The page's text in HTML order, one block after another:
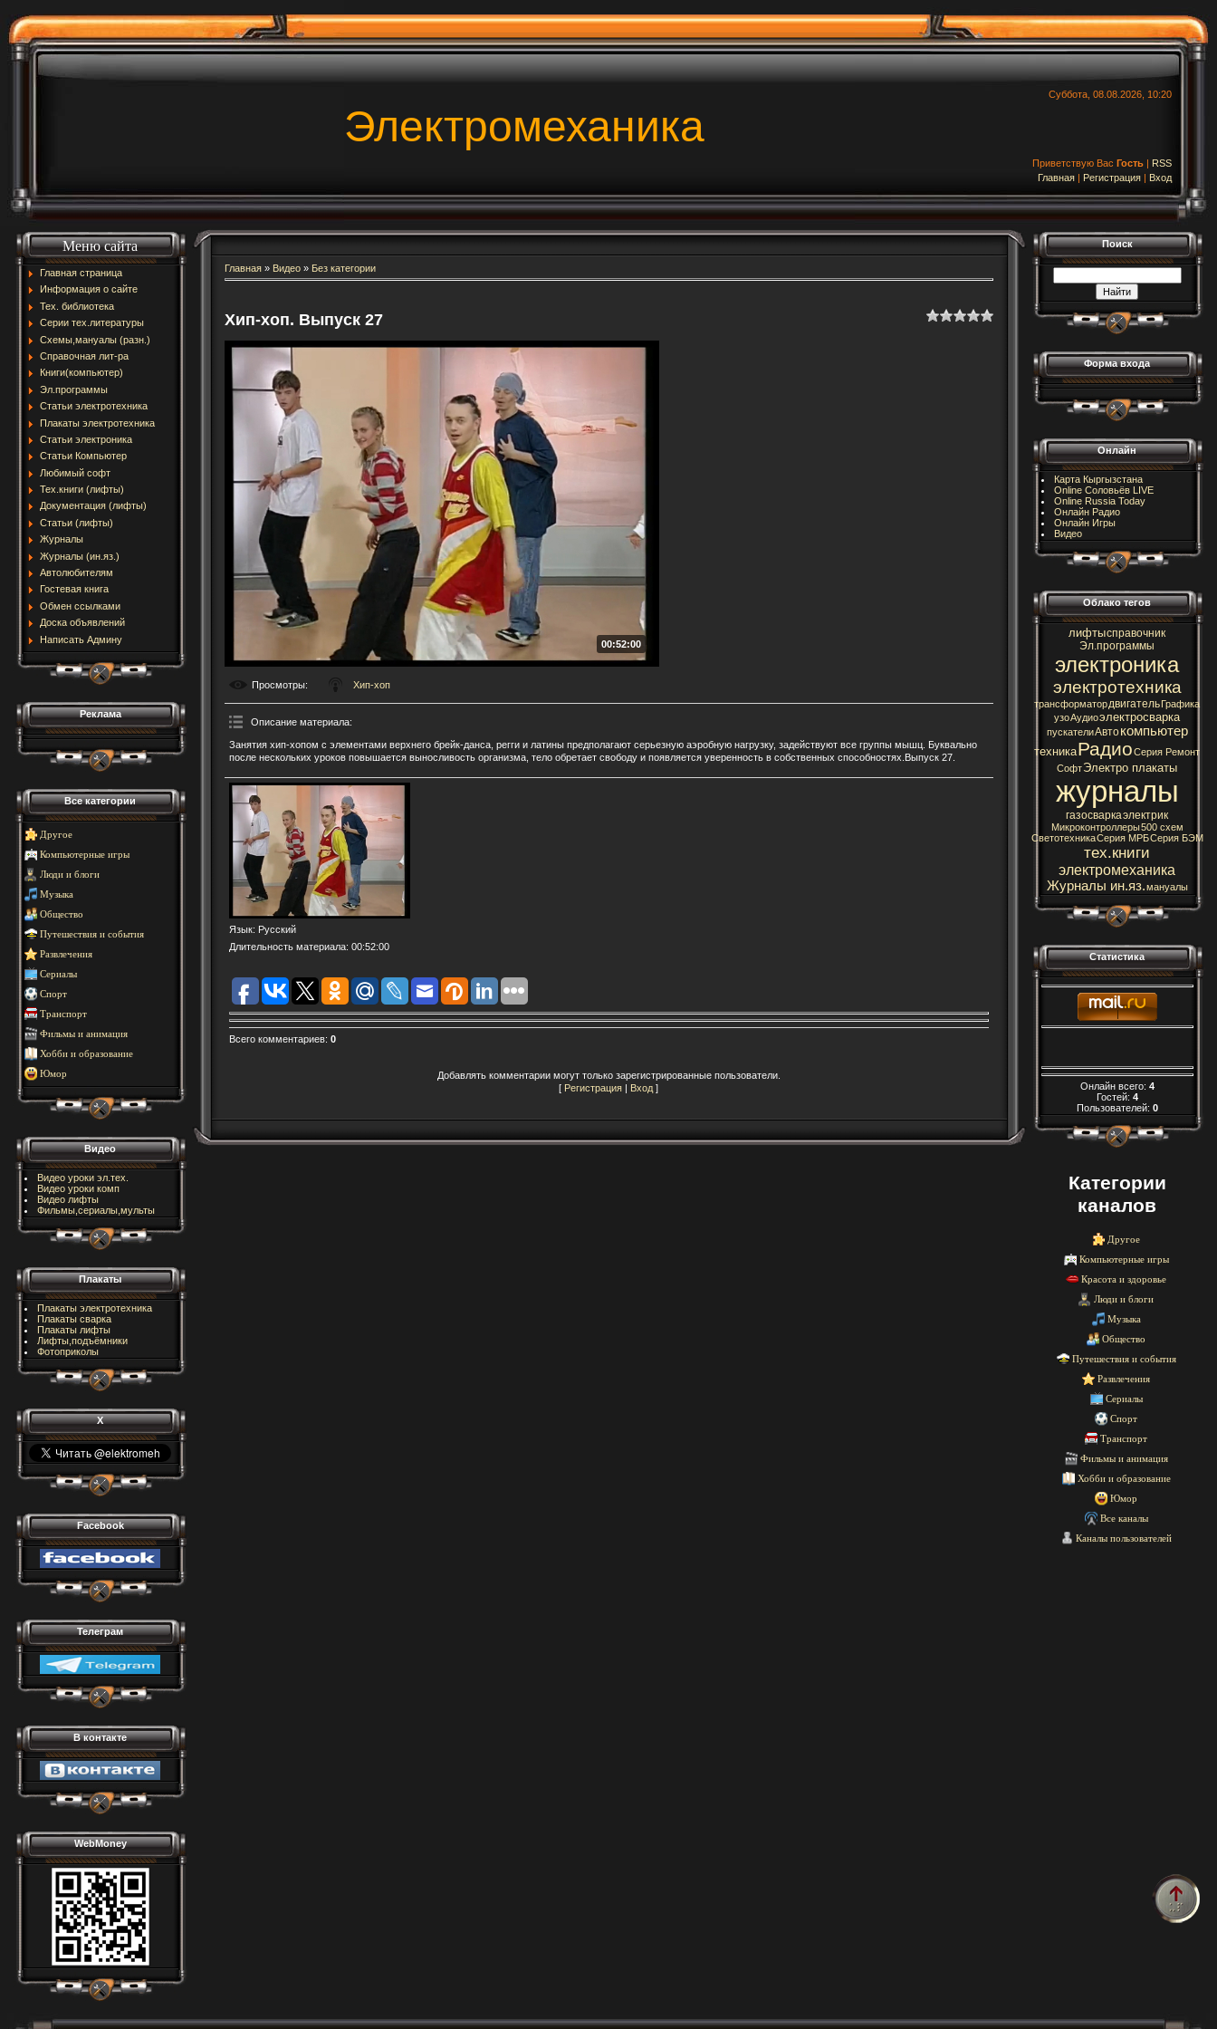
Суббота, 08.08.2026, 10:20
Электромеханика
Приветствую Вас Гость | RSS
Главная | Регистрация | Вход
Меню сайта
Главная страница
Информация о сайте
Тех. библиотека
Серии тех.литературы
Схемы,мануалы (разн.)
Справочная лит-ра
Книги(компьютер)
Эл.программы
Статьи электротехника
Плакаты электротехника
Статьи электроника
Статьи Компьютер
Любимый софт
Тех.книги (лифты)
Документация (лифты)
Статьи (лифты)
Журналы
Журналы (ин.яз.)
Автолюбителям
Гостевая книга
Обмен ссылками
Доска объявлений
Написать Админу
Реклама
Все категории
Другое
Компьютерные игры
Люди и блоги
Музыка
Общество
Путешествия и события
Развлечения
Сериалы
Спорт
Транспорт
Фильмы и анимация
Хобби и образование
Юмор
Видео
Видео уроки эл.тех.
Видео уроки комп
Видео лифты
Фильмы,сериалы,мульты
Плакаты
Плакаты электротехника
Плакаты сварка
Плакаты лифты
Лифты,подъёмники
Фотоприколы
X
Facebook
Телеграм
В контакте
WebMoney
Главная» Видео» Без категории
Хип-хоп. Выпуск 27
00:52:00
Просмотры: Хип-хоп
Описание материала:
Занятия хип-хопом с элементами верхнего брейк-данса, регги и латины предполагают серьезную аэробную нагрузку, задействуют все группы мышц. Буквально
после нескольких уроков повышается выносливость организма, тело обретает свободу и появляется уверенность в собственных способностях.Выпуск 27.
Язык: Русский
Длительность материала: 00:52:00
Всего комментариев: 0
Добавлять комментарии могут только зарегистрированные пользователи.
[ Регистрация | Вход ]
Поиск
Форма входа
Онлайн
Карта Кыргызстана
Online Соловьёв LIVE
Online Russia Today
Онлайн Радио
Онлайн Игры
Видео
Облако тегов
лифтысправочник
Эл.программы
электроника
электротехника
трансформатордвигательГрафика
узоАудиоэлектросварка
пускателиАвтокомпьютер
техникаРадиоСерия Ремонт
СофтЭлектро плакаты
журналы
газосваркаэлектрик
Микроконтроллеры500 схем
СветотехникаСерия МРБСерия БЭМ
тех.книги
электромеханика
Журналы ин.яз.мануалы
Статистика
Онлайн всего: 4
Гостей: 4
Пользователей: 0
Категории
каналов
Другое
Компьютерные игры
Красота и здоровье
Люди и блоги
Музыка
Общество
Путешествия и события
Развлечения
Сериалы
Спорт
Транспорт
Фильмы и анимация
Хобби и образование
Юмор
Все каналы
Каналы пользователей